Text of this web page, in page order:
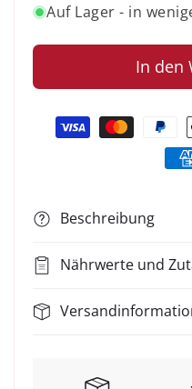
Auf Lager - in
In den
Zahlungsmethoden
Beschreibung
Nährwerte und